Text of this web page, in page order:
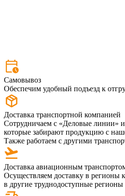
Самовывоз
Обеспечим удобный подъезд к
Доставка транспортной компанией
Сотрудничаем с «Деловые линии»
которые забирают продукцию с
Также работаем с другими
Доставка авиационным
Осуществляем доставку в регионы
в другие труднодоступные регионы